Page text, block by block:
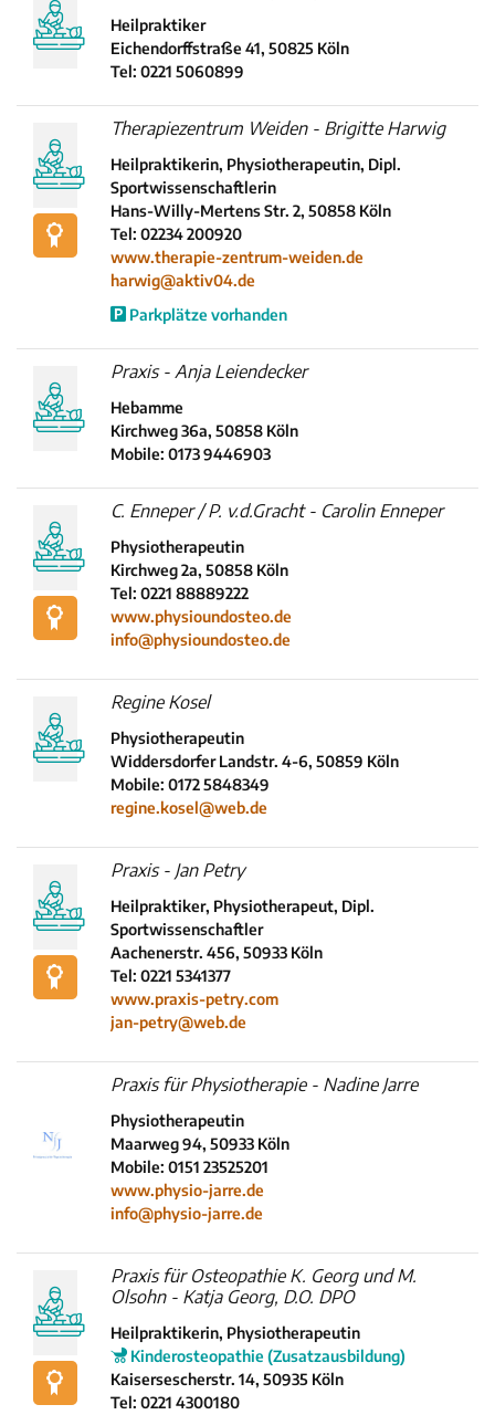
Heilpraktiker
Eichendorffstraße 41, 50825 Köln
Tel: 0221 5060899
Therapiezentrum Weiden - Brigitte Harwig
Heilpraktikerin, Physiotherapeutin, Dipl.
Sportwissenschaftlerin
Hans-Willy-Mertens Str. 2, 50858 Köln
Tel: 02234 200920
www.therapie-zentrum-weiden.de
harwig@aktiv04.de
Parkplätze vorhanden
Praxis - Anja Leiendecker
Hebamme
Kirchweg 36a, 50858 Köln
Mobile: 0173 9446903
C. Enneper / P. v.d.Gracht - Carolin Enneper
Physiotherapeutin
Kirchweg 2a, 50858 Köln
Tel: 0221 88889222
www.physioundosteo.de
info@physioundosteo.de
Regine Kosel
Physiotherapeutin
Widdersdorfer Landstr. 4-6, 50859 Köln
Mobile: 0172 5848349
regine.kosel@web.de
Praxis - Jan Petry
Heilpraktiker, Physiotherapeut, Dipl.
Sportwissenschaftler
Aachenerstr. 456, 50933 Köln
Tel: 0221 5341377
www.praxis-petry.com
jan-petry@web.de
Praxis für Physiotherapie - Nadine Jarre
Physiotherapeutin
Maarweg 94, 50933 Köln
Mobile: 0151 23525201
www.physio-jarre.de
info@physio-jarre.de
Praxis für Osteopathie K. Georg und M.
Olsohn - Katja Georg, D.O. DPO
Heilpraktikerin, Physiotherapeutin
Kinderosteopathie (Zusatzausbildung)
Kaisersescherstr. 14, 50935 Köln
Tel: 0221 4300180